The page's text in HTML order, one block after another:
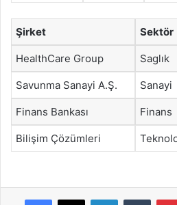
Şirket Sektör
HealthCare Group Saglık
Savunma Sanayi A.Ş. Sanayi
Finans Bankası Finans
Bilişim Çözümleri
Facebook
X LinkedIn